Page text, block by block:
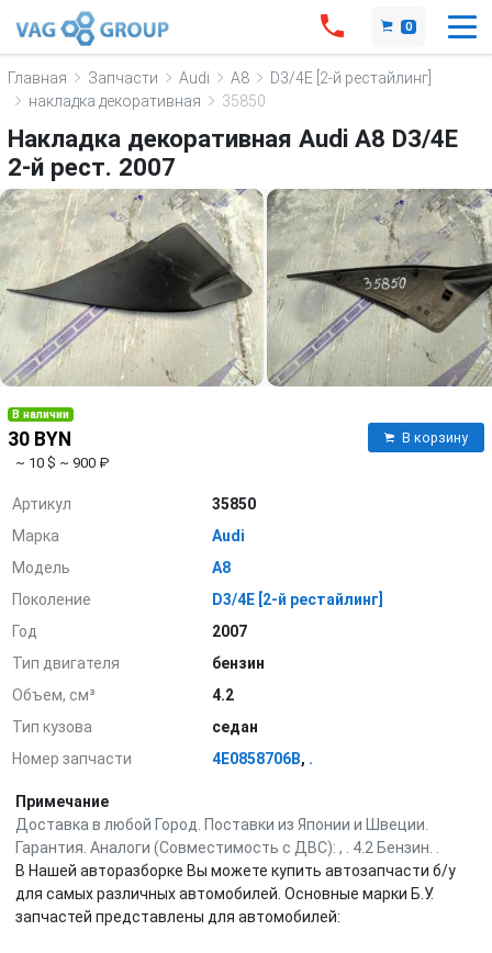
0
Главная Запчасти Audi A8
D3/4E [2-й рестайлинг]
накладка декоративная
35850
Накладка декоративная Audi A8 D3/4E
2-й рест. 2007
В наличии
30 BYN
~ 10 $ ~ 900 ₽
В корзину
Артикул
35850
Марка
Audi
Модель
A8
Поколение
D3/4E [2-й рестайлинг]
Год
2007
Тип двигателя
бензин
Объем, см³
4.2
Тип кузова
седан
Номер запчасти
4E0858706B, .
Примечание
Доставка в любой Город. Поставки из Японии и Швеции.
Гарантия. Аналоги (Совместимость с ДВС): , . 4.2 Бензин. .
В Нашей авторазборке Вы можете купить автозапчасти б/у
для самых различных автомобилей. Основные марки Б.У.
запчастей представлены для автомобилей: